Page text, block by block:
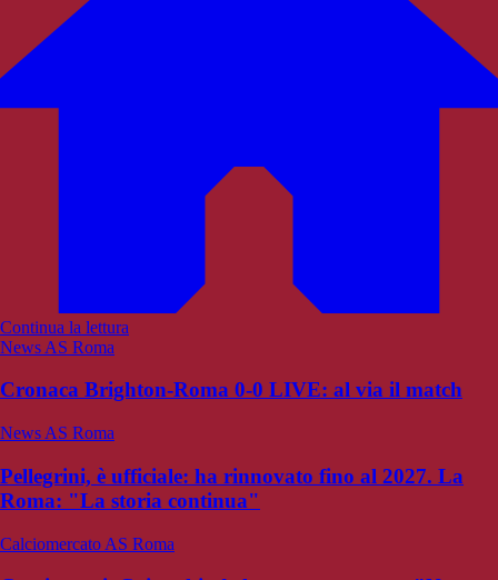
Continua la lettura
News AS Roma
Cronaca Brighton-Roma 0-0 LIVE: al via il match
News AS Roma
Pellegrini, è ufficiale: ha rinnovato fino al 2027. La
Roma: "La storia continua"
Calciomercato AS Roma